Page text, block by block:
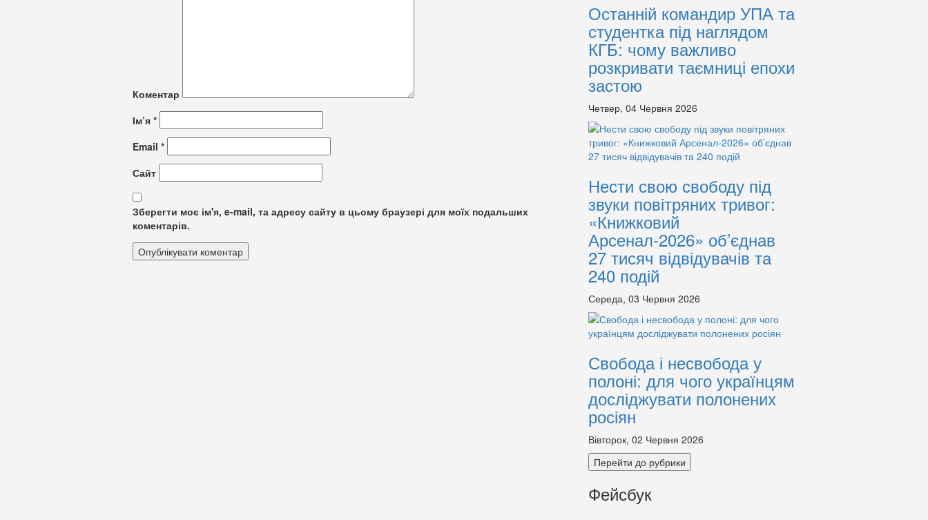
Коментар
Ім’я *
Email *
Сайт
Зберегти моє ім'я, e-mail, та адресу сайту в цьому браузері для моїх подальших
коментарів.
Останній командир УПА та
студентка під наглядом
КГБ: чому важливо
розкривати таємниці епохи
застою
Четвер, 04 Червня 2026
Нести свою свободу під
звуки повітряних тривог:
«Книжковий
Арсенал-2026» об’єднав
27 тисяч відвідувачів та
240 подій
Середа, 03 Червня 2026
Свобода і несвобода у
полоні: для чого українцям
досліджувати полонених
росіян
Вівторок, 02 Червня 2026
Перейти до рубрики
Фейсбук